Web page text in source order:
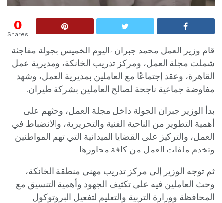
0
Shares
قام وزير العمل محمد جبران ،اليوم الخميس بجولة مفاجئة
شملت مجلة العمل، ومركز تدريب الخانكة، ومديرية عمل
القاهرة، وعقد إجتماعًا مع العاملين بمديرية العمل، وشهد
مفاوضة جماعية ناجحة لصالح العاملين بشركة طيران.
بدأ الوزير جبران الجولة داخل مجلة العمل، وحثهم على
أهمية التطوير من الناحية الفنية والتحريرية، والانضباط في
العمل، والتركيز على القضايا الميدانية التي تهم المواطنين
وتخدم ملفات العمل من كافة محاورها.
ثم توجه الوزير إلى مركز تدريب مهني منطقة الخانكة،
وحث العاملين فيه على تكثيف الجهود وأهمية التنسيق مع
المحافظة ووزارة التربية والتعليم لتفعيل البروتوكول